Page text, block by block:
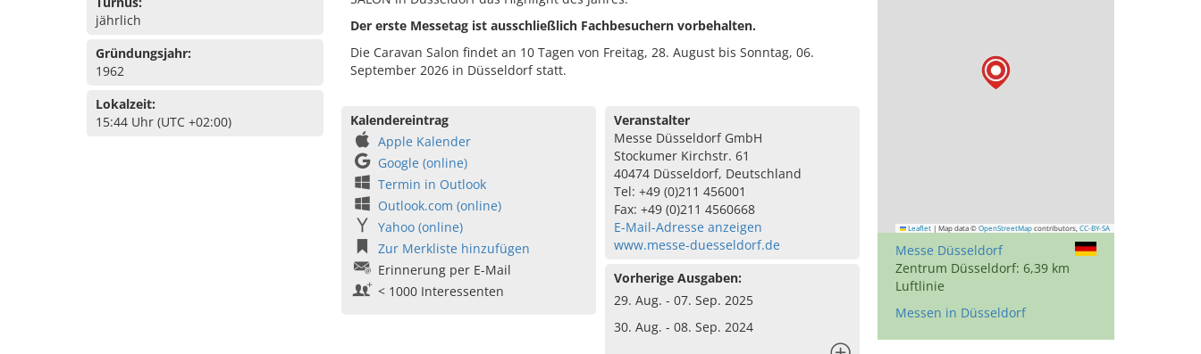
jährlich
Gründungsjahr:
1962
Lokalzeit:
15:44 Uhr (UTC +02:00)
Der erste Messetag ist ausschließlich Fachbesuchern vorbehalten.
Die Caravan Salon findet an 10 Tagen von Freitag, 28. August bis Sonntag, 06.
September 2026 in Düsseldorf statt.
Kalendereintrag
Apple Kalender
Google (online)
Termin in Outlook
Outlook.com (online)
Yahoo (online)
Zur Merkliste hinzufügen
Erinnerung per E-Mail
< 1000 Interessenten
Veranstalter
Messe Düsseldorf GmbH
Stockumer Kirchstr. 61
40474 Düsseldorf, Deutschland
Tel: +49 (0)211 456001
Fax: +49 (0)211 4560668
E-Mail-Adresse anzeigen
www.messe-duesseldorf.de
Vorherige Ausgaben:
29. Aug. - 07. Sep. 2025
30. Aug. - 08. Sep. 2024
Leaflet | Map data © OpenStreetMap contributors, CC-BY-SA
Messe Düsseldorf
Zentrum Düsseldorf: 6,39 km
Luftlinie
Messen in Düsseldorf